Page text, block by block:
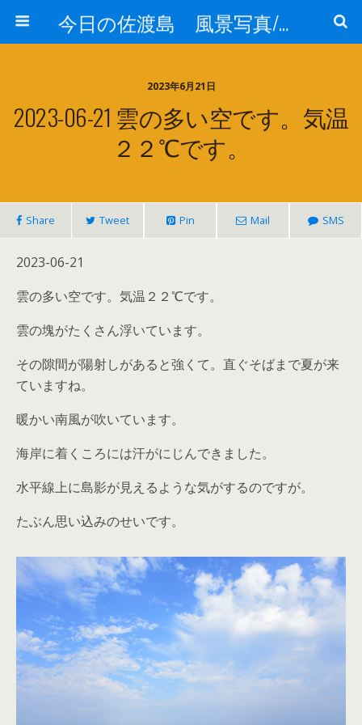
今日の佐渡島 風景写真/天気/お酒/お米/温泉
2023年6月21日
2023-06-21 雲の多い空です。気温
２２℃です。
Share Tweet Pin Mail SMS
2023-06-21
雲の多い空です。気温２２℃です。
雲の塊がたくさん浮いています。
その隙間が陽射しがあると強くて。直ぐそばまで夏が来
ていますね。
暖かい南風が吹いています。
海岸に着くころには汗がにじんできました。
水平線上に島影が見えるような気がするのですが。
たぶん思い込みのせいです。